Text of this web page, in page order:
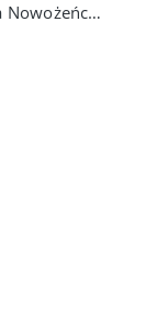
Etykieta na wino ŚLUB prezent dla Nowożeńców peonie [16]